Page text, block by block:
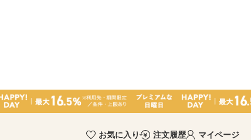
お気に入り 注文履歴 マイページ